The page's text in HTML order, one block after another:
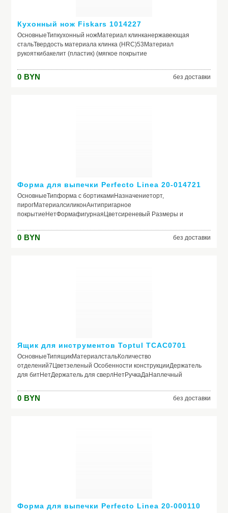
Кухонный нож Fiskars 1014227
ОсновныеТипкухонный ножМатериал клинканержавеющая
стальТвердость материала клинка (HRC)53Материал
рукояткибакелит (пластик) (мягкое покрытие
ножа7 см
0 BYN без доставки
Форма для выпечки Perfecto Linea 20-014721
ОсновныеТипформа с бортикамиНазначениеторт,
пирогМатериалсиликонАнтипригарное
покрытиеНетФормафигурнаяЦветсиреневый Размеры и
конструкцияНетПригодность для микроволновых
печейДаПригодность для посудомоечной машиныДаДлина30.5
0 BYN без доставки
Ящик для инструментов Toptul TCAC0701
ОсновныеТипящикМатериалстальКоличество
отделений7Цветзеленый Особенности конструкцииДержатель
для битНетДержатель для сверлНетРучкаДаНаплечный
весДлина687 ммШирина459 ммВысота857 мм (1015 мм с
колесиками)
0 BYN без доставки
Форма для выпечки Perfecto Linea 20-000110